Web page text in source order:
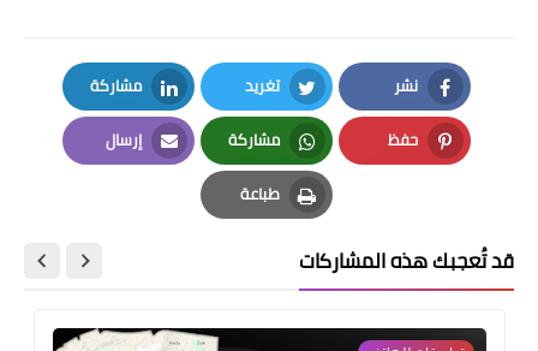
نشر
Facebook
تغريد
Twitter
مشاركة
LinkedIn
حفظ
Pinterest
مشاركة
Whatsapp
إرسال
Email
طباعة
Print
قد تُعجبك هذه المشاركات